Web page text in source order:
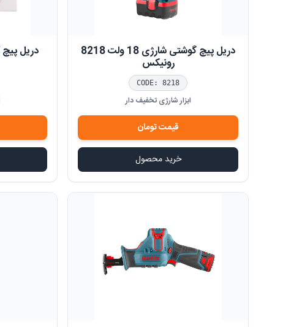
دریل پیچ گوشتی شارژی 18 ولت 8218
رونیکس
CODE: 8218
ابزار شارژی تخفیف دار
قیمتتومان
خرید محصول